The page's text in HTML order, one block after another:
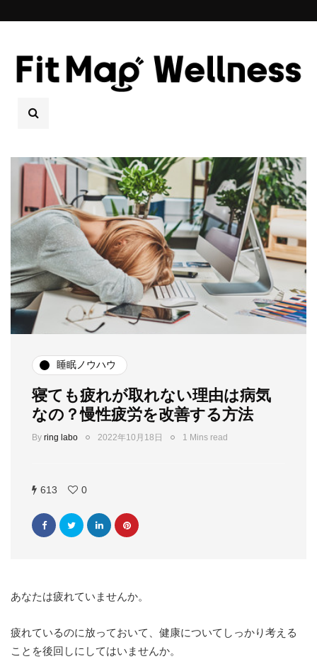
睡眠ノウハウ
寝ても疲れが取れない理由は病気
なの？慢性疲労を改善する方法
By ring labo 2022年10月18日 1 Mins read
613 0
あなたは疲れていませんか。
疲れているのに放っておいて、健康についてしっかり考える
ことを後回しにしてはいませんか。